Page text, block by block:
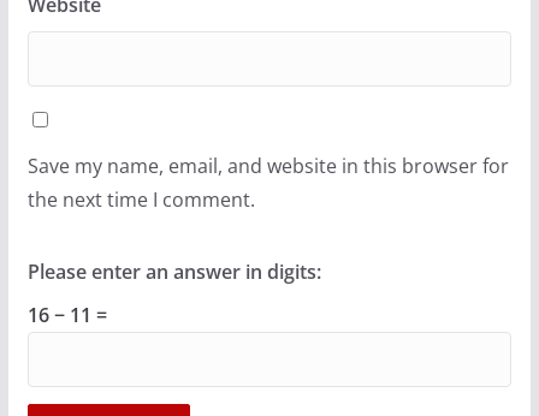
Save my name, email, and website in this browser for
the next time I comment.
Please enter an answer in digits:
16 − 11 =